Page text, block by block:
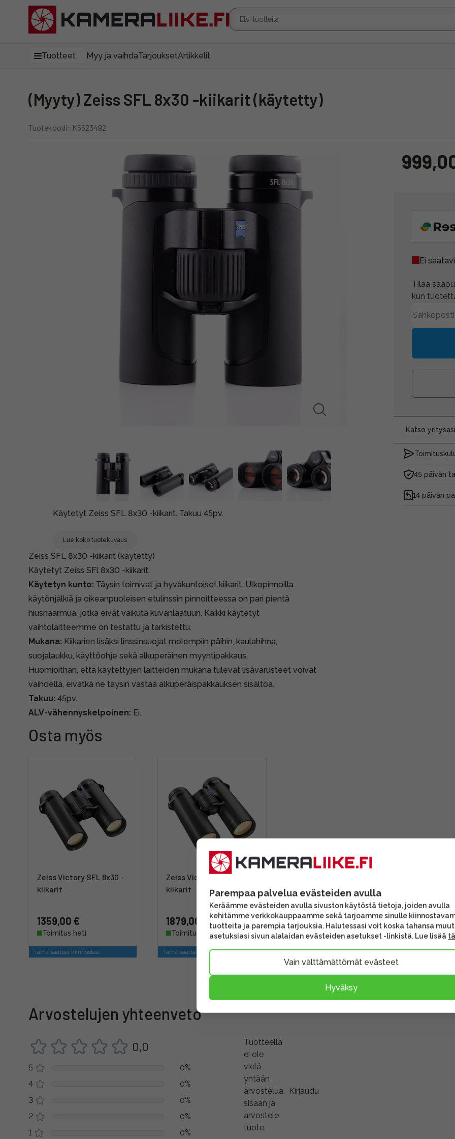
Tuotteet Myy ja vaihdaTarjouksetArtikkelit
(Myyty) Zeiss SFL 8x30 -kiikarit (käytetty)
Tuotekoodi: K5523492
Käytetyt Zeiss SFL 8x30 -kiikarit. Takuu 45pv.
Lue koko tuotekuvaus
Ei
Tilaa
kun
Katso
45 päivän
14 päivän
Zeiss SFL 8x30 -kiikarit (käytetty)
Käytetyt Zeiss SFl 8x30 -kiikarit.
Käytetyn kunto: Täysin toimivat ja hyväkuntoiset kiikarit. Ulkopinnoilla
käytönjälkiä ja oikeanpuoleisen etulinssin pinnoitteessa on pari pientä
hiusnaarmua, jotka eivät vaikuta kuvanlaatuun. Kaikki käytetyt
vaihtolaitteemme on testattu ja tarkistettu.
Mukana: Kiikarien lisäksi linssinsuojat molempiin päihin, kaulahihna,
suojalaukku, käyttöohje sekä alkuperäinen myyntipakkaus.
Huomioithan, että käytettyjen laitteiden mukana tulevat lisävarusteet voivat
vaihdella, eivätkä ne täysin vastaa alkuperäispakkauksen sisältöä.
Takuu: 45pv.
ALV-vähennyskelpoinen: Ei.
Osta myös
Zeiss Victory SFL 8x30 -
kiikarit
1359,00 €
Toimitus heti
Tämä saattaa kiinnostaa
Zeiss Victory SFL 8x40 -
kiikarit
1879,00 €
Toimitus heti
Tämä saattaa kiinnostaa
Arvostelujen yhteenveto
0,0
5
0%
4
0%
3
0%
2
0%
1
0%
Tuotteella
ei ole
vielä
yhtään
arvostelua. Kirjaudu
sisään ja
arvostele
tuote.
Parempaa palvelua evästeiden avulla
Keräämme evästeiden avulla sivuston käytöstä tietoja, joiden avulla
kehitämme verkkokauppaamme sekä tarjoamme sinulle
tuotteita ja parempia tarjouksia. Halutessasi voit koska tahansa
asetuksiasi sivun alalaidan evästeiden asetukset -linkistä. Lue lisää
Vain välttämättömät evästeet
Hyväksy